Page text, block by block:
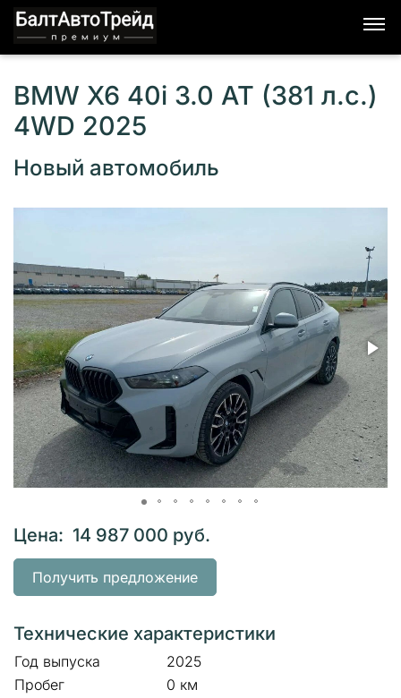
BMW X6 40i 3.0 AT (381 л.с.)
4WD 2025
Новый автомобиль
Цена: 14 987 000 руб.
Получить предложение
Технические характеристики
Год выпуска
2025
Пробег
0 км